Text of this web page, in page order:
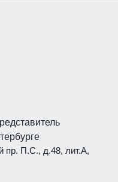
пр. П.С., д.48, лит.А,